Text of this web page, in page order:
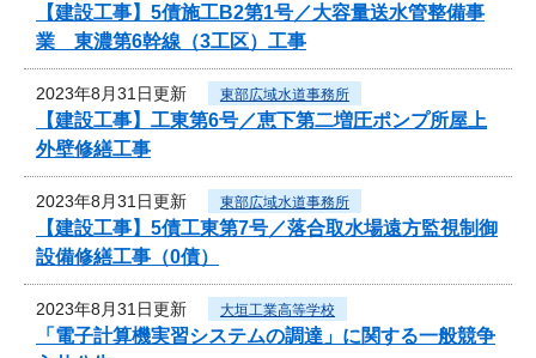
【建設工事】5債施工B2第1号／大容量送水管整備事
業 東濃第6幹線（3工区）工事
2023年8月31日更新 東部広域水道事務所
【建設工事】工東第6号／恵下第二増圧ポンプ所屋上
外壁修繕工事
2023年8月31日更新 東部広域水道事務所
【建設工事】5債工東第7号／落合取水場遠方監視制御
設備修繕工事（0債）
2023年8月31日更新 大垣工業高等学校
「電子計算機実習システムの調達」に関する一般競争